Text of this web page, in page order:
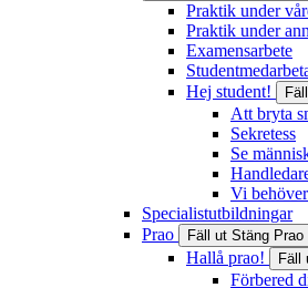
Praktik under
Praktik under
Examensarbete
Hej student!
Att bryta
Sekretess
Se
Vi
Specialistutbildningar
Prao
Fäll ut Stäng Prao
Hallå prao! Fäll
Förbered